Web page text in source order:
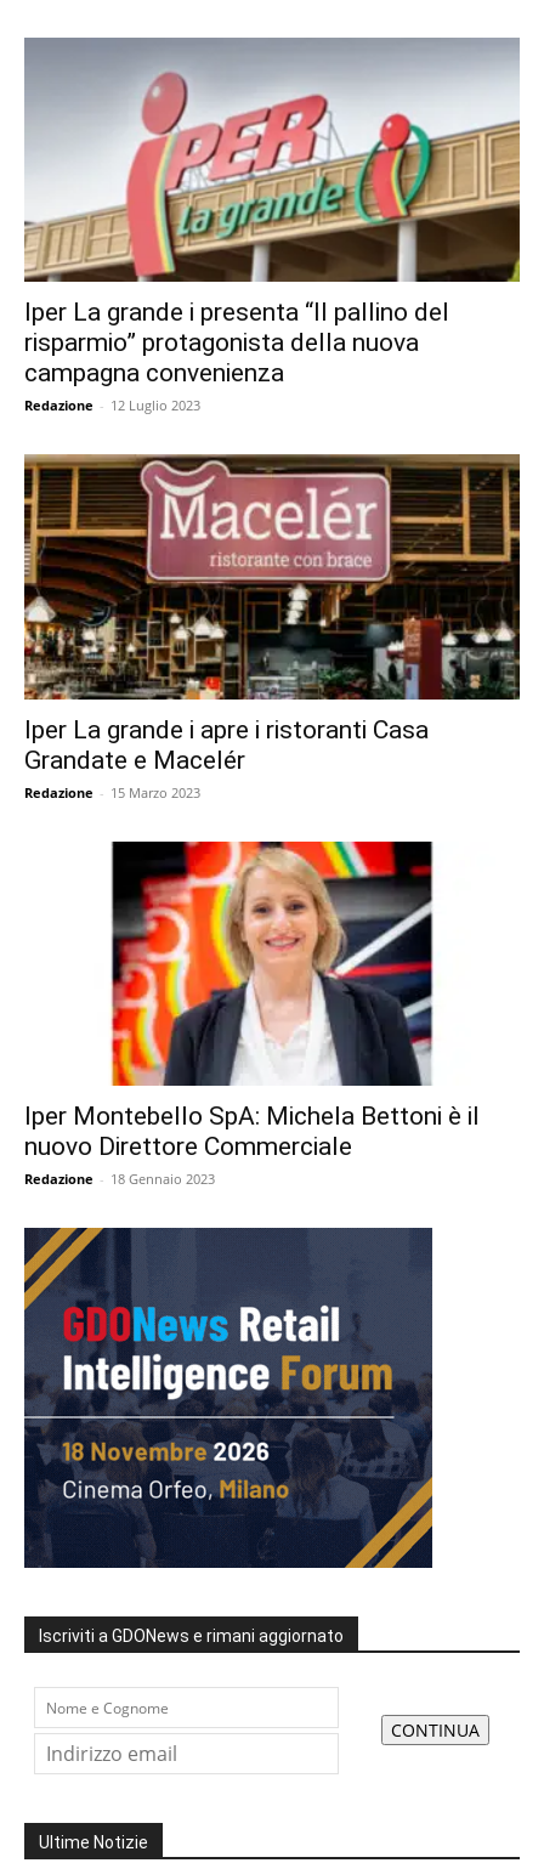
Iper La grande i presenta “Il pallino del
risparmio” protagonista della nuova
campagna convenienza
Redazione - 12 Luglio 2023
Iper La grande i apre i ristoranti Casa
Grandate e Macelér
Redazione - 15 Marzo 2023
Iper Montebello SpA: Michela Bettoni è il
nuovo Direttore Commerciale
Redazione - 18 Gennaio 2023
Iscriviti a GDONews e rimani aggiornato
Ultime Notizie